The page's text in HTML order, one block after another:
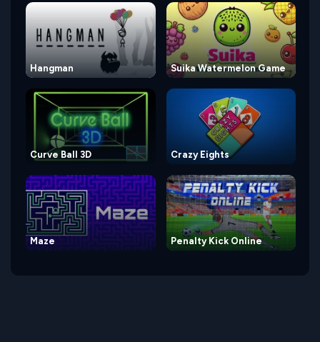
Hangman Suika Watermelon Game
Curve Ball 3D Crazy Eights
Maze Penalty Kick Online